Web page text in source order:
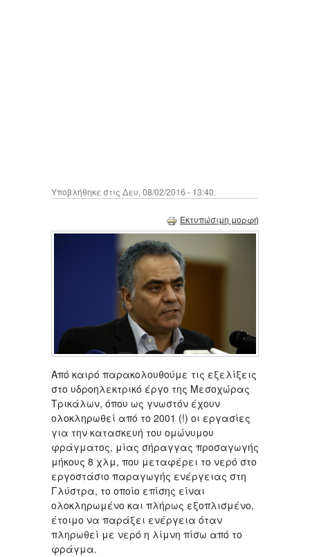
Υποβλήθηκε στις Δευ, 08/02/2016 - 13:40.
Εκτυπώσιμη μορφή
Από καιρό παρακολουθούμε τις εξελίξεις
στο υδροηλεκτρικό έργο της Μεσοχώρας
Τρικάλων, όπου ως γνωστόν έχουν
ολοκληρωθεί από το 2001 (!) οι εργασίες
για την κατασκευή του ομώνυμου
φράγματος, μίας σήραγγας προσαγωγής
μήκους 8 χλμ, που μεταφέρει το νερό στο
εργοστάσιο παραγωγής ενέργειας στη
Γλύστρα, το οποίο επίσης είναι
ολοκληρωμένο και πλήρως εξοπλισμένο,
έτοιμο να παράξει ενέργεια όταν
πληρωθεί με νερό η λίμνη πίσω από το
φράγμα.